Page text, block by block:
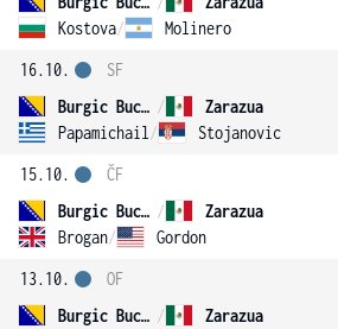
Kostova/ Molinero
16.10.
Burgic Bucko /
Zarazua
Papamichail / Stojanovic
SF
15.10.
Burgic Bucko /
Zarazua
Brogan/ Gordon
ČF
13.10.
Burgic Bucko /
Zarazua
OF